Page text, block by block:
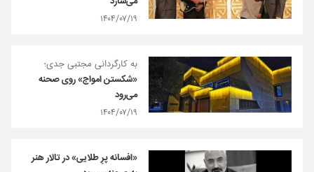
۱۴۰۴/۰۷/۱۹
به کارگردانی مجتبی جدی؛
«شکستن امواج» روی صحنه
می‌رود
۱۴۰۴/۰۷/۱۹
«افسانه پرِ طلایی» در تالار هنر